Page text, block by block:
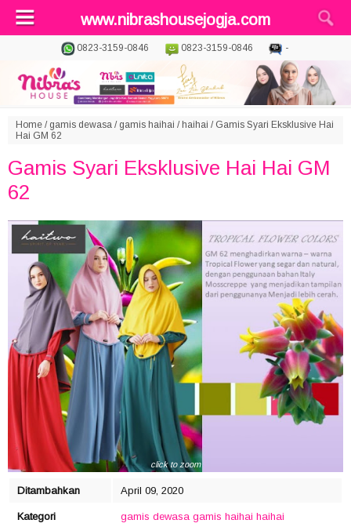
www.nibrashousejogja.com
0823-3159-0846 0823-3159-0846 -
Home / gamis dewasa / gamis haihai / haihai / Gamis Syari Eksklusive Hai
Hai GM 62
Gamis Syari Eksklusive Hai Hai GM
62
click to zoom
Ditambahkan April 09, 2020
Kategori gamis dewasa gamis haihai haihai